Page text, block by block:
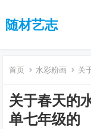
随材艺志
首页 水彩粉画 关
关于春天的
单七年级的